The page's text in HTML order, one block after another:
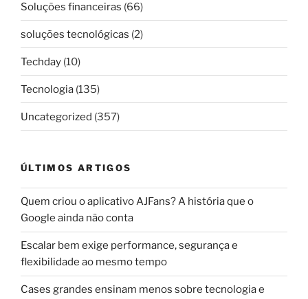
Soluções financeiras (66)
soluções tecnológicas (2)
Techday (10)
Tecnologia (135)
Uncategorized (357)
ÚLTIMOS ARTIGOS
Quem criou o aplicativo AJFans? A história que o
Google ainda não conta
Escalar bem exige performance, segurança e
flexibilidade ao mesmo tempo
Cases grandes ensinam menos sobre tecnologia e